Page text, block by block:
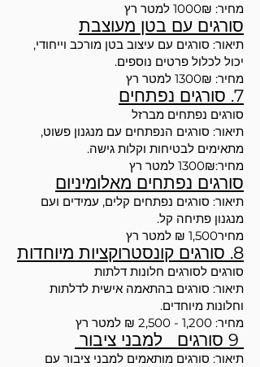
מחיר: 1000₪ למטר רץ
סורגים עם בטן מעוצבת
תיאור: סורגים עם עיצוב בטן מורכב וייחודי,
יכול לכלול פרטים נוספים.
מחיר: 1300₪ למטר רץ
7. סורגים נפתחים
סורגים נפתחים מברזל
תיאור: סורגים הנפתחים עם מנגנון פשוט,
מתאימים לבטיחות וקלות גישה.
מחיר:1300₪ למטר רץ
סורגים נפתחים מאלומיניום
תיאור: סורגים נפתחים קלים, עמידים ועם
מנגנון פתיחה קל.
מחיר1,500 ₪ למטר רץ
8. סורגים קונסטרוקציות מיוחדות
סורגים לסורגים חלונות דלתות
תיאור: סורגים בהתאמה אישית לדלתות
וחלונות מיוחדים.
מחיר: 1,200 - 2,500 ₪ למטר רץ
תיאור: סורגים מותאמים למבני ציבור עם